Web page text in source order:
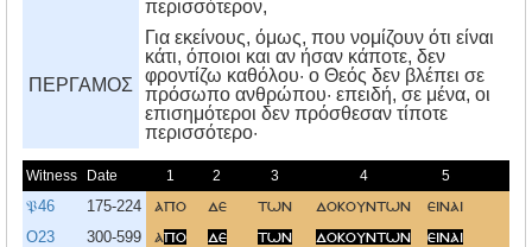
περισσότερον,
ΠΕΡΓΑΜΟΣ
Για εκείνους, όμως, που νομίζουν ότι είναι
κάτι, όποιοι και αν ήσαν κάποτε, δεν
φροντίζω καθόλου· ο Θεός δεν βλέπει σε
πρόσωπο ανθρώπου· επειδή, σε μένα, οι
επισημότεροι δεν πρόσθεσαν τίποτε
περισσότερο·
Witness Date 1 2 3 4 5
𝔓46 175-224 απο δε των δοκουντων ειναι
O23 300-599 απο δε των δοκουντων ειναι